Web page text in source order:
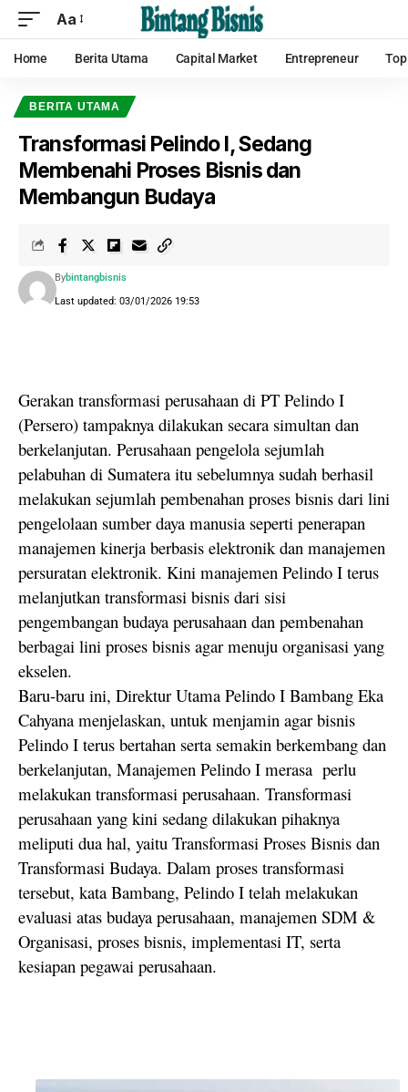
Aa
Home Berita Utama Capital Market Entrepreneur
BERITA UTAMA
Transformasi Pelindo I, Sedang
Membenahi Proses Bisnis dan
Membangun Budaya
Last updated: 03/01/2026 19:53
Bybintangbisnis
Gerakan transformasi perusahaan di PT Pelindo I
(Persero) tampaknya dilakukan secara simultan dan
berkelanjutan. Perusahaan pengelola sejumlah
pelabuhan di Sumatera itu sebelumnya sudah berhasil
melakukan sejumlah pembenahan proses bisnis dari lini
pengelolaan sumber daya manusia seperti penerapan
manajemen kinerja berbasis elektronik dan manajemen
persuratan elektronik. Kini manajemen Pelindo I terus
melanjutkan transformasi bisnis dari sisi
pengembangan budaya perusahaan dan pembenahan
berbagai lini proses bisnis agar menuju organisasi yang
ekselen.
Baru-baru ini, Direktur Utama Pelindo I Bambang Eka
Cahyana menjelaskan, untuk menjamin agar bisnis
Pelindo I terus bertahan serta semakin berkembang dan
berkelanjutan, Manajemen Pelindo I merasa perlu
melakukan transformasi perusahaan. Transformasi
perusahaan yang kini sedang dilakukan pihaknya
meliputi dua hal, yaitu Transformasi Proses Bisnis dan
Transformasi Budaya. Dalam proses transformasi
tersebut, kata Bambang, Pelindo I telah melakukan
evaluasi atas budaya perusahaan, manajemen SDM &
Organisasi, proses bisnis, implementasi IT, serta
kesiapan pegawai perusahaan.